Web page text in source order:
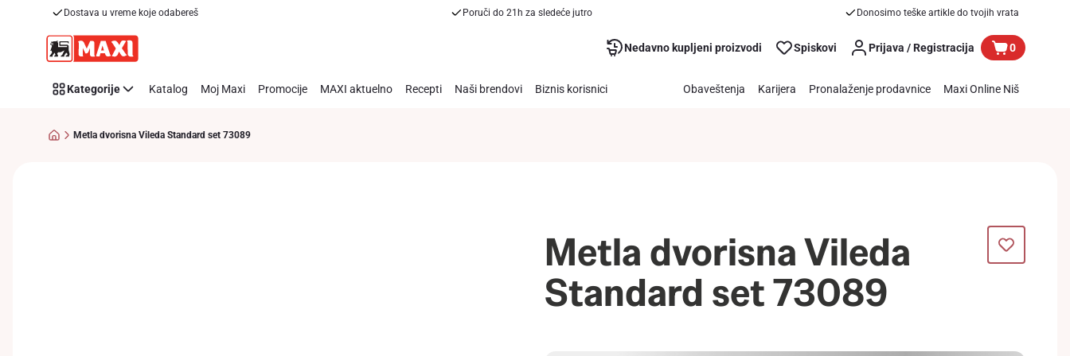
Dostava u vreme koje odabereš Poruči do 21h za sledeće jutro Donosimo teške artikle do tvojih vrata
Nedavno kupljeni proizvodi Spiskovi Prijava / Registracija 0
Kategorije Katalog Moj Maxi Promocije MAXI aktuelno Recepti Naši brendovi Biznis korisnici Obaveštenja Karijera Pronalaženje prodavnice Maxi Online Niš
Metla dvorisna Vileda Standard set 73089
Metla dvorisna Vileda
Standard set 73089